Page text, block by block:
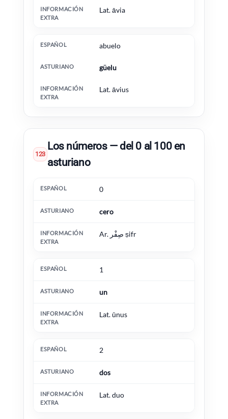
Lat. āvia
abuelo
güelu
Lat. āvius
123
Los números — del 0 al 100 en
asturiano
Español Asturiano
0
cero
Ar. صِفْر ṣifr
1
un
Lat. ūnus
2
dos
Lat. duo